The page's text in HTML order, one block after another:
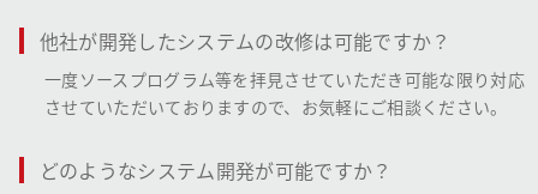
他社が開発したシステムの改修は可能ですか？
一度ソースプログラム等を拝見させていただき可能な限り対応
させていただいておりますので、お気軽にご相談ください。
どのようなシステム開発が可能ですか？